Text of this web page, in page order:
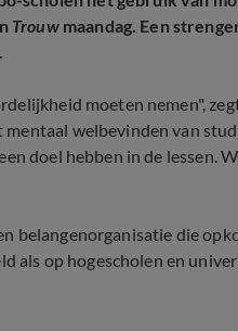
Trouwmaandag. Een
moeten nemen",
mentaal welbevinden van
doel hebben in de lessen.
belangenorganisatie die
als op hogescholen en